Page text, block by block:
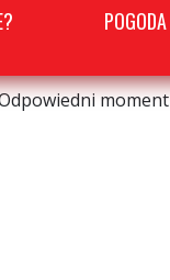
POGODA
moment